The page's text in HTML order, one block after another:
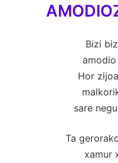
Bizi
Hor
sare
Ta
xamur